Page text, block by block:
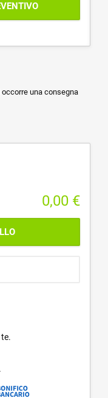
una consegna
0,00 €